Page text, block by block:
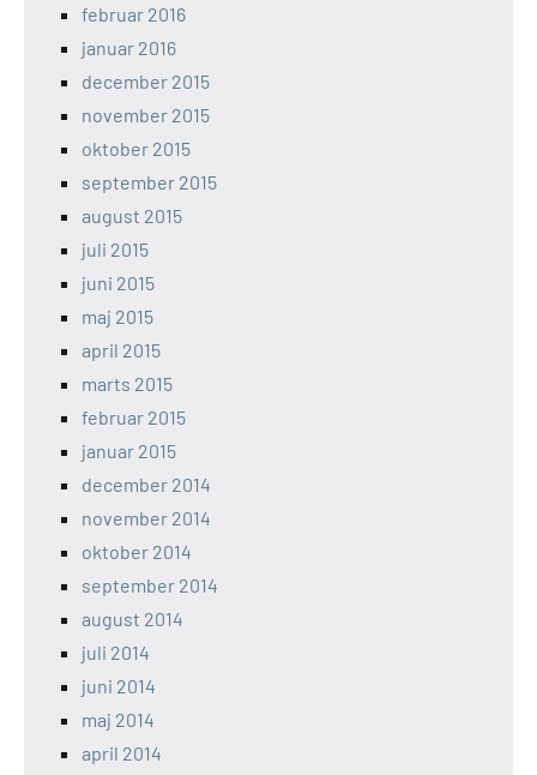
februar 2016
januar 2016
december 2015
november 2015
oktober 2015
september 2015
august 2015
juli 2015
juni 2015
maj 2015
april 2015
marts 2015
februar 2015
januar 2015
december 2014
november 2014
oktober 2014
september 2014
august 2014
juli 2014
juni 2014
maj 2014
april 2014